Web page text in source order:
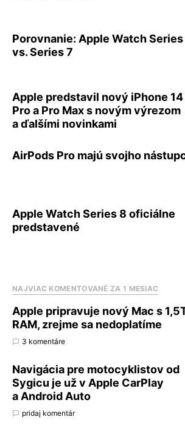
Porovnanie: Apple Watch Series
vs. Series 7
Apple predstavil nový iPhone 14
Pro a Pro Max s novým výrezom
a ďalšími novinkami
AirPods Pro majú svojho
Apple Watch Series 8 oficiálne
predstavené
NAJVIAC KOMENTOVANÉ ZA 1 MESIAC
Apple pripravuje nový Mac s
RAM, zrejme sa nedoplatíme
3 komentáre
Navigácia pre motocyklistov od
Sygicu je už v Apple CarPlay
a Android Auto
pridaj komentár